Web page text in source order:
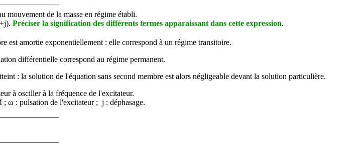
mouvement de la masse en régime établi.
j). Préciser la signification des différents termes apparaissant dans cette expression.
est amortie exponentiellement : elle correspond à un régime transitoire.
différentielle correspond au régime permanent.
: la solution de l'équation sans second membre est alors négligeable devant la solution particulière.
à osciller à la fréquence de l'excitateur.
; ω : pulsation de l'excitateur ; j : déphasage.